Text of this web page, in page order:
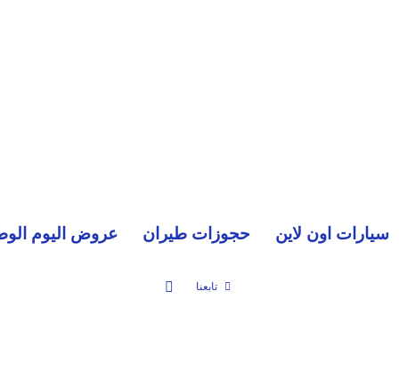
سيارات اون لاين حجوزات طيران عروض اليوم
تابعنا